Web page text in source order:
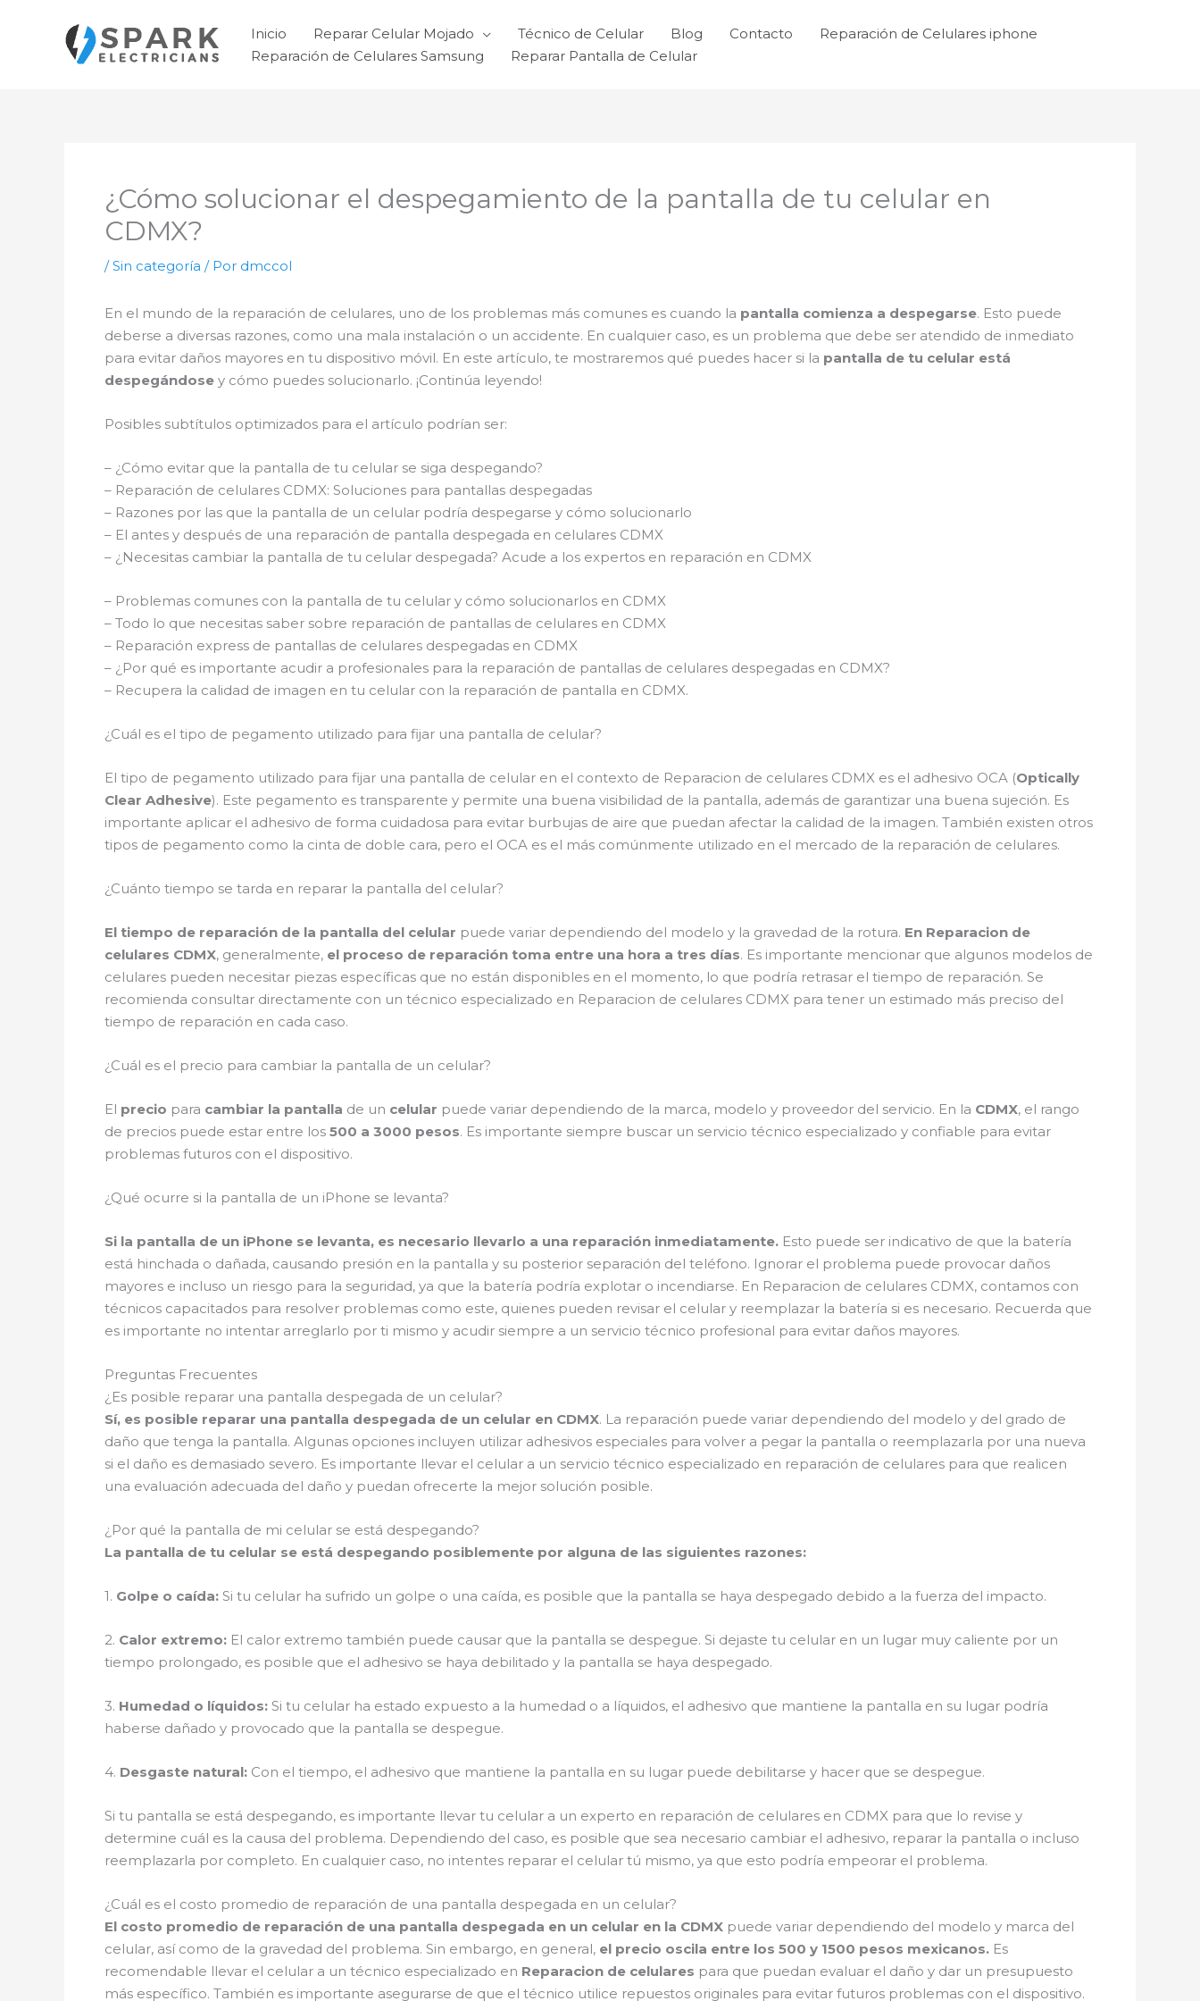
contenido
Inicio Reparar Celular Mojado Técnico de Celular Blog Contacto
Reparación de Celulares iphone
Reparación de Celulares Samsung
Reparar Pantalla de Celular
¿Cómo solucionar el despegamiento de la pantalla de tu celular en
CDMX?
/Sin categoría / Por dmccol
En el mundo de la reparación de celulares, uno de los problemas más comunes es cuando la pantalla comienza a despegarse. Esto puede
deberse a diversas razones, como una mala instalación o un accidente. En cualquier caso, es un problema que debe ser atendido de inmediato
para evitar daños mayores en tu dispositivo móvil. En este artículo, te mostraremos qué puedes hacer si la pantalla de tu celular está
despegándose y cómo puedes solucionarlo. ¡Continúa leyendo!
Posibles subtítulos optimizados para el artículo podrían ser:
– ¿Cómo evitar que la pantalla de tu celular se siga despegando?
– Reparación de celulares CDMX: Soluciones para pantallas despegadas
– Razones por las que la pantalla de un celular podría despegarse y cómo solucionarlo
– El antes y después de una reparación de pantalla despegada en celulares CDMX
– ¿Necesitas cambiar la pantalla de tu celular despegada? Acude a los expertos en reparación en CDMX
– Problemas comunes con la pantalla de tu celular y cómo solucionarlos en CDMX
– Todo lo que necesitas saber sobre reparación de pantallas de celulares en CDMX
– Reparación express de pantallas de celulares despegadas en CDMX
– ¿Por qué es importante acudir a profesionales para la reparación de pantallas de celulares despegadas en CDMX?
– Recupera la calidad de imagen en tu celular con la reparación de pantalla en CDMX.
¿Cuál es el tipo de pegamento utilizado para fijar una pantalla de celular?
El tipo de pegamento utilizado para fijar una pantalla de celular en el contexto de Reparacion de celulares CDMX es el adhesivo OCA (Optically
Clear Adhesive). Este pegamento es transparente y permite una buena visibilidad de la pantalla, además de garantizar una buena sujeción. Es
importante aplicar el adhesivo de forma cuidadosa para evitar burbujas de aire que puedan afectar la calidad de la imagen. También existen otros
tipos de pegamento como la cinta de doble cara, pero el OCA es el más comúnmente utilizado en el mercado de la reparación de celulares.
¿Cuánto tiempo se tarda en reparar la pantalla del celular?
El tiempo de reparación de la pantalla del celular puede variar dependiendo del modelo y la gravedad de la rotura. En Reparacion de
celulares CDMX, generalmente, el proceso de reparación toma entre una hora a tres días. Es importante mencionar que algunos modelos de
celulares pueden necesitar piezas específicas que no están disponibles en el momento, lo que podría retrasar el tiempo de reparación. Se
recomienda consultar directamente con un técnico especializado en Reparacion de celulares CDMX para tener un estimado más preciso del
tiempo de reparación en cada caso.
¿Cuál es el precio para cambiar la pantalla de un celular?
El precio para cambiar la pantalla de un celular puede variar dependiendo de la marca, modelo y proveedor del servicio. En la CDMX, el rango
de precios puede estar entre los 500 a 3000 pesos. Es importante siempre buscar un servicio técnico especializado y confiable para evitar
problemas futuros con el dispositivo.
¿Qué ocurre si la pantalla de un iPhone se levanta?
Si la pantalla de un iPhone se levanta, es necesario llevarlo a una reparación inmediatamente. Esto puede ser indicativo de que la batería
está hinchada o dañada, causando presión en la pantalla y su posterior separación del teléfono. Ignorar el problema puede provocar daños
mayores e incluso un riesgo para la seguridad, ya que la batería podría explotar o incendiarse. En Reparacion de celulares CDMX, contamos con
técnicos capacitados para resolver problemas como este, quienes pueden revisar el celular y reemplazar la batería si es necesario. Recuerda que
es importante no intentar arreglarlo por ti mismo y acudir siempre a un servicio técnico profesional para evitar daños mayores.
Preguntas Frecuentes
¿Es posible reparar una pantalla despegada de un celular?
Sí, es posible reparar una pantalla despegada de un celular en CDMX. La reparación puede variar dependiendo del modelo y del grado de
daño que tenga la pantalla. Algunas opciones incluyen utilizar adhesivos especiales para volver a pegar la pantalla o reemplazarla por una nueva
si el daño es demasiado severo. Es importante llevar el celular a un servicio técnico especializado en reparación de celulares para que realicen
una evaluación adecuada del daño y puedan ofrecerte la mejor solución posible.
¿Por qué la pantalla de mi celular se está despegando?
La pantalla de tu celular se está despegando posiblemente por alguna de las siguientes razones:
1. Golpe o caída: Si tu celular ha sufrido un golpe o una caída, es posible que la pantalla se haya despegado debido a la fuerza del impacto.
2. Calor extremo: El calor extremo también puede causar que la pantalla se despegue. Si dejaste tu celular en un lugar muy caliente por un
tiempo prolongado, es posible que el adhesivo se haya debilitado y la pantalla se haya despegado.
3. Humedad o líquidos: Si tu celular ha estado expuesto a la humedad o a líquidos, el adhesivo que mantiene la pantalla en su lugar podría
haberse dañado y provocado que la pantalla se despegue.
4. Desgaste natural: Con el tiempo, el adhesivo que mantiene la pantalla en su lugar puede debilitarse y hacer que se despegue.
Si tu pantalla se está despegando, es importante llevar tu celular a un experto en reparación de celulares en CDMX para que lo revise y
determine cuál es la causa del problema. Dependiendo del caso, es posible que sea necesario cambiar el adhesivo, reparar la pantalla o incluso
reemplazarla por completo. En cualquier caso, no intentes reparar el celular tú mismo, ya que esto podría empeorar el problema.
¿Cuál es el costo promedio de reparación de una pantalla despegada en un celular?
El costo promedio de reparación de una pantalla despegada en un celular en la CDMX puede variar dependiendo del modelo y marca del
celular, así como de la gravedad del problema. Sin embargo, en general, el precio oscila entre los 500 y 1500 pesos mexicanos. Es
recomendable llevar el celular a un técnico especializado en Reparacion de celulares para que puedan evaluar el daño y dar un presupuesto
más específico. También es importante asegurarse de que el técnico utilice repuestos originales para evitar futuros problemas con el dispositivo.